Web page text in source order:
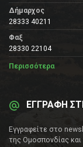
Δήμαρχος
28333 40211
Φαξ
28330 22104
Περισσότερα
ΕΓΓΡΑΦΗ
Εγγραφείτε στο
της Ομοσπονδίας